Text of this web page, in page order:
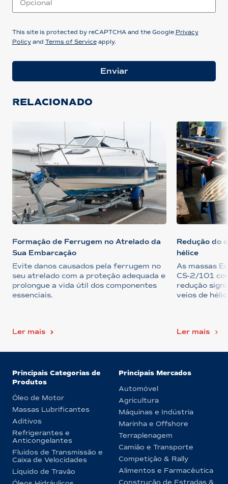
This site is protected by reCAPTCHA and the Google Privacy
Policyand Terms of Serviceapply.
Enviar
RELACIONADO
Formação de Ferrugem no Atrelado da
Sua Embarcação
Evite danos causados pela ferrugem no
seu atrelado com a proteção adequada e
prolongue a vida útil dos componentes
essenciais.
Ler mais
Redução do
hélice
As massas
CS-2/101
redução
veios de
Ler mais
Principais Categorias de
Produtos
Óleo de Motor
Massas Lubrificantes
Aditivos
Refrigerantes e
Anticongelantes
Fluidos de Transmissão e
Caixa de Velocidades
Líquido de Travão
Principais Mercados
Automóvel
Agricultura
Máquinas e Indústria
Marinha e Offshore
Terraplenagem
Camião e Transporte
Competição & Rally
Alimentos e Farmacêutica
Construção de Estradas &